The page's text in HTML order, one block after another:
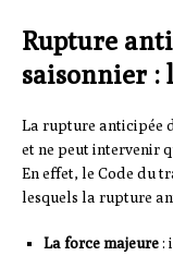
Rupture
saisonnier :
La rupture anticipée
et ne peut intervenir
En effet, le Code du
lesquels la rupture
La force majeure: